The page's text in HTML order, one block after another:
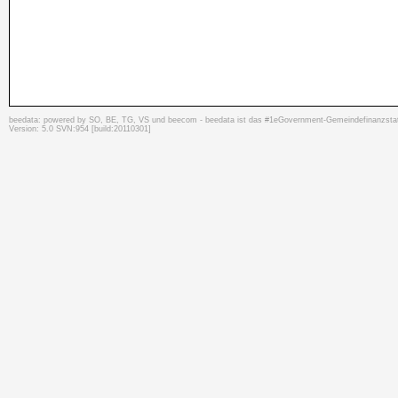
beedata: powered by SO, BE, TG, VS und beecom - beedata ist das #1eGovernment-
Version: 5.0 SVN:954 [build:20110301]